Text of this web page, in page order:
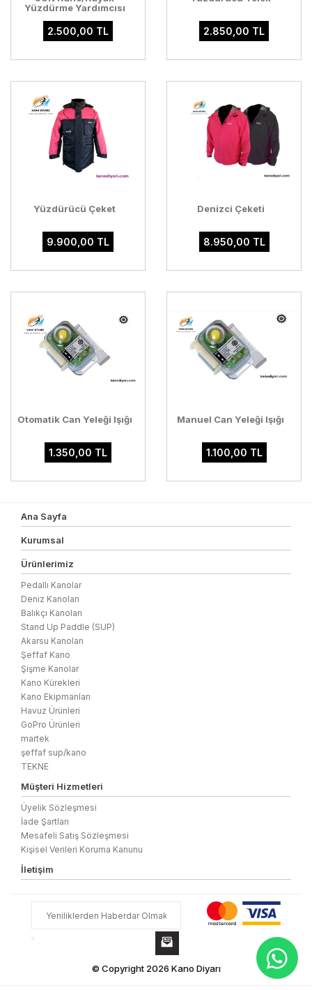
Yüzdürme Yardımcısı
2.500,00 TL 2.850,00 TL
Yüzdürücü Çeket
9.900,00 TL
Denizci Çeketi
8.950,00 TL
Otomatik Can Yeleği Işığı
1.350,00 TL
Manuel Can Yeleği Işığı
1.100,00 TL
Ana Sayfa
Kurumsal
Ürünlerimiz
Pedallı Kanolar
Deniz Kanoları
Balıkçı Kanoları
Stand Up Paddle (SUP)
Akarsu Kanoları
Şeffaf Kano
Şişme Kanolar
Kano Kürekleri
Kano Ekipmanları
Havuz Ürünleri
GoPro Ürünleri
martek
şeffaf sup/kano
TEKNE
Müşteri Hizmetleri
Üyelik Sözleşmesi
İade Şartları
Mesafeli Satış Sözleşmesi
Kişisel Verileri Koruma Kanunu
İletişim
© Copyright 2026 Kano Diyarı